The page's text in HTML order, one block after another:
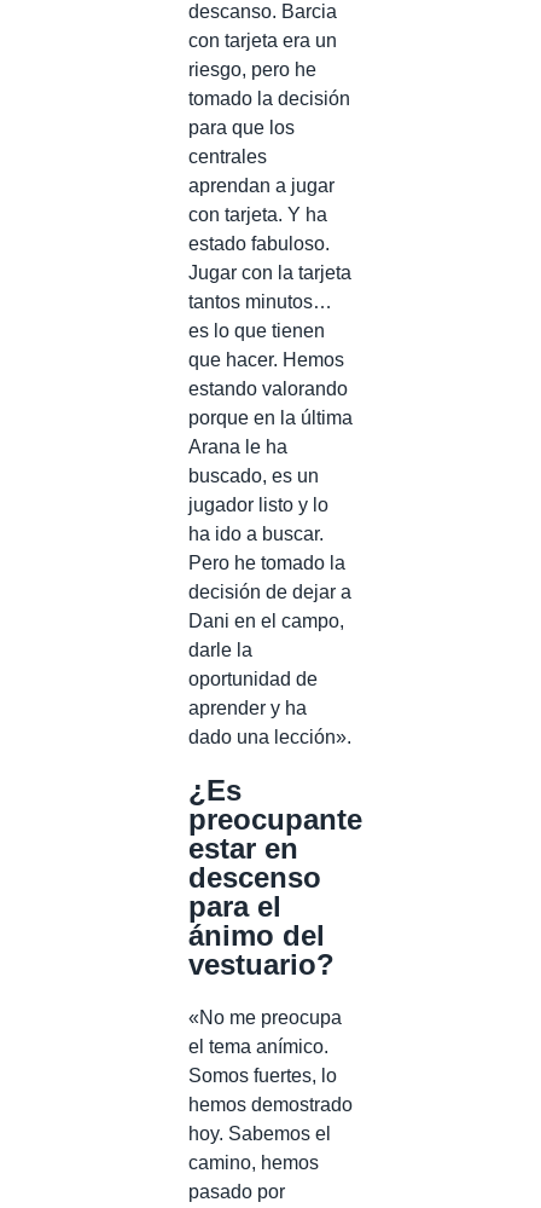
descanso. Barcia
con tarjeta era un
riesgo, pero he
tomado la decisión
para que los
centrales
aprendan a jugar
con tarjeta. Y ha
estado fabuloso.
Jugar con la tarjeta
tantos minutos…
es lo que tienen
que hacer. Hemos
estando valorando
porque en la última
Arana le ha
buscado, es un
jugador listo y lo
ha ido a buscar.
Pero he tomado la
decisión de dejar a
Dani en el campo,
darle la
oportunidad de
aprender y ha
dado una lección».
¿Es
preocupante
estar en
descenso
para el
ánimo del
vestuario?
«No me preocupa
el tema anímico.
Somos fuertes, lo
hemos demostrado
hoy. Sabemos el
camino, hemos
pasado por